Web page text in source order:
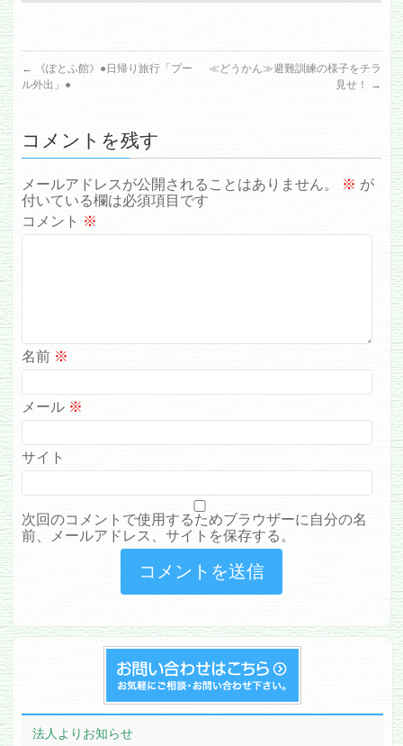
←
《ぽとふ館》●日帰り旅行「プー
ル外出」●
≪どうかん≫避難訓練の様子をチラ
見せ！
→
コメントを残す
メールアドレスが公開されることはありません。 ※ が
付いている欄は必須項目です
コメント ※
名前 ※
メール ※
サイト
次回のコメントで使用するためブラウザーに自分の名
前、メールアドレス、サイトを保存する。
法人よりお知らせ